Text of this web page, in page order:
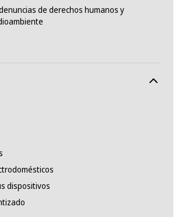
de derechos humanos y
dispositivos